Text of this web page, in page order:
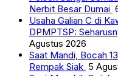
Nerbit Besar Dumai
Usaha Galian C di
DPMPTSP:
Agustus 2026
Saat Mandi, Bocah
Rempak Siak 5